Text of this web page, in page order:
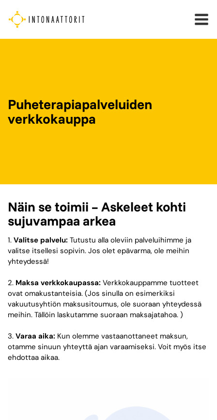
sisältöön
Puheterapiapalveluiden
verkkokauppa
Näin se toimii – Askeleet kohti
sujuvampaa arkea
1. Valitse palvelu: Tutustu alla oleviin palveluihimme ja
valitse itsellesi sopivin. Jos olet epävarma, ole meihin
yhteydessä!
2. Maksa verkkokaupassa: Verkkokauppamme tuotteet
ovat omakustanteisia. (Jos sinulla on esimerkiksi
vakuutusyhtiön maksusitoumus, ole suoraan yhteydessä
meihin. Tällöin laskutamme suoraan maksajatahoa. )
3. Varaa aika: Kun olemme vastaanottaneet maksun,
otamme sinuun yhteyttä ajan varaamiseksi. Voit myös itse
ehdottaa aikaa.